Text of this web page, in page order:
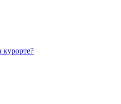
курорте?